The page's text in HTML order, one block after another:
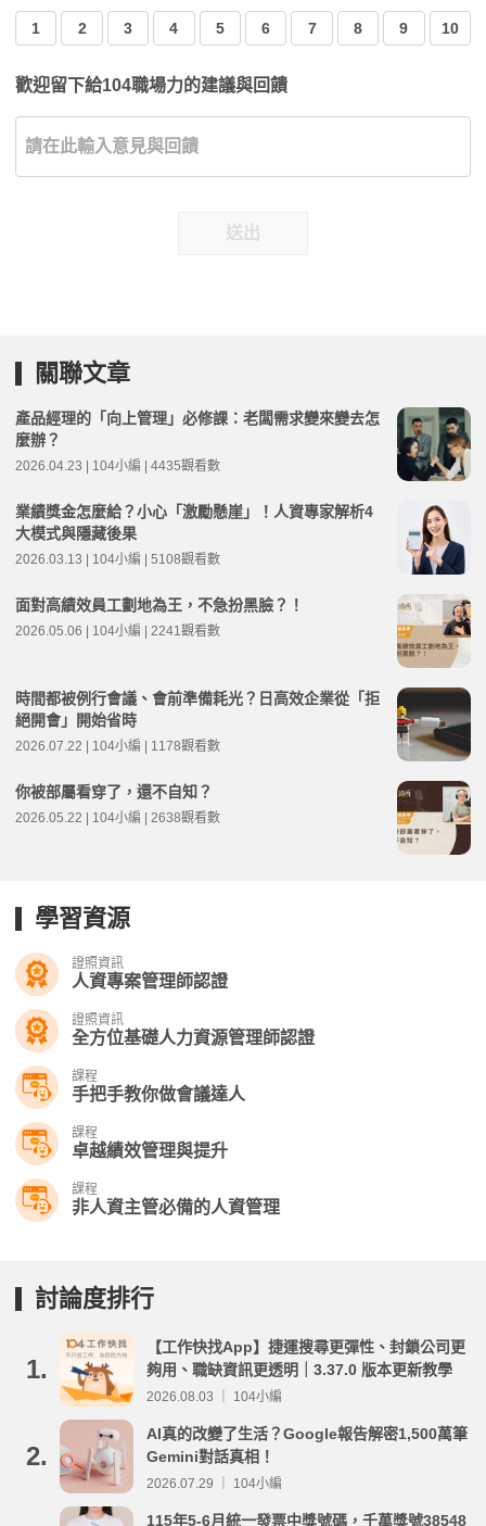
1 2 3 4 5 6 7 8 9 10
歡迎留下給104職場力的建議與回饋
送出
關聯文章
產品經理的「向上管理」必修課：老闆需求變來變去怎
麼辦？
2026.04.23 | 104小編 | 4435觀看數
業績獎金怎麼給？小心「激勵懸崖」！人資專家解析4
大模式與隱藏後果
2026.03.13 | 104小編 | 5108觀看數
面對高績效員工劃地為王，不急扮黑臉？！
2026.05.06 | 104小編 | 2241觀看數
時間都被例行會議、會前準備耗光？日高效企業從「拒
絕開會」開始省時
2026.07.22 | 104小編 | 1178觀看數
你被部屬看穿了，還不自知？
2026.05.22 | 104小編 | 2638觀看數
學習資源
證照資訊
人資專案管理師認證
證照資訊
全方位基礎人力資源管理師認證
課程
手把手教你做會議達人
課程
卓越績效管理與提升
課程
非人資主管必備的人資管理
討論度排行
1.
【工作快找App】捷運搜尋更彈性、封鎖公司更
夠用、職缺資訊更透明｜3.37.0 版本更新教學
2026.08.03 ｜ 104小編
2.
AI真的改變了生活？Google報告解密1,500萬筆
Gemini對話真相！
2026.07.29 ｜ 104小編
115年5-6月統一發票中獎號碼，千萬獎號38548